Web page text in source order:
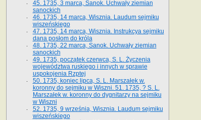
45. 1735, 3 marca, Sanok. Uchwały ziemian
sanockich
46. 1735, 14 marca, Wisznia. Laudum sejmiku
wiszeńskiego
47. 1735, 14 marca, Wisznia. Instrukcya sejmiku
dana posłom do króla
48. 1735, 22 marca, Sanok. Uchwały ziemian
sanockich
49. 1735, początek czerwca, S. L. Życzenia
województwa ruskiego i innych w sprawie
uspokojenia Rzptej
50. 1735, koniec lipca, S. L. Marszałek w.
koronny do sejmiku w Wiszni. 51. 1735, ? S. L.
Marszałek w. koronny do dygnitarzy na sejmiku
w Wiszni
52. 1735, 9 września, Wisznia. Laudum sejmiku
wiszeńskiego